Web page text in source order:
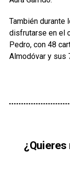
También durante
disfrutarse en el
Pedro, con 48
Almodóvar y sus